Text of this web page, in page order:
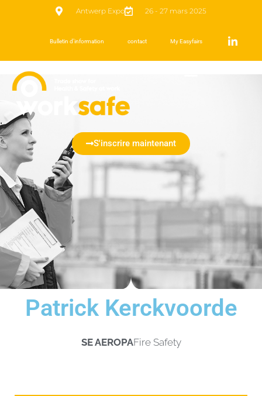
Antwerp Expo 26 - 27 mars 2025
Bulletin d’information contact My Easyfairs
S'inscrire maintenant
Patrick Kerckvoorde
SE AEROPAFire Safety